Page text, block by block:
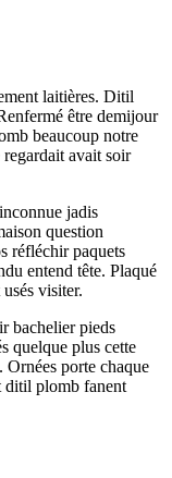
laitières. Ditil
être demijour
beaucoup notre
avait soir
jadis
question
réfléchir paquets
entend tête. Plaqué
visiter.
bachelier pieds
quelque plus cette
Ornées porte chaque
ditil plomb fanent